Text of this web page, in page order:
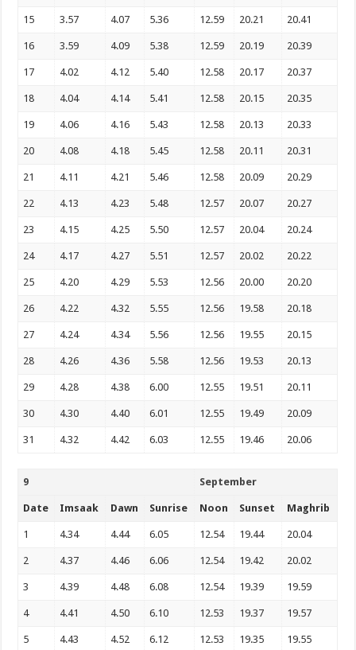
15 3.57 4.07 5.36 12.59 20.21 20.41
16 3.59 4.09 5.38 12.59 20.19 20.39
17 4.02 4.12 5.40 12.58 20.17 20.37
18 4.04 4.14 5.41 12.58 20.15 20.35
19 4.06 4.16 5.43 12.58 20.13 20.33
20 4.08 4.18 5.45 12.58 20.11 20.31
21 4.11 4.21 5.46 12.58 20.09 20.29
22 4.13 4.23 5.48 12.57 20.07 20.27
23 4.15 4.25 5.50 12.57 20.04 20.24
24 4.17 4.27 5.51 12.57 20.02 20.22
25 4.20 4.29 5.53 12.56 20.00 20.20
26 4.22 4.32 5.55 12.56 19.58 20.18
27 4.24 4.34 5.56 12.56 19.55 20.15
28 4.26 4.36 5.58 12.56 19.53 20.13
29 4.28 4.38 6.00 12.55 19.51 20.11
30 4.30 4.40 6.01 12.55 19.49 20.09
31 4.32 4.42 6.03 12.55 19.46 20.06
9 September
Date Imsaak Dawn Sunrise Noon Sunset Maghrib
1 4.34 4.44 6.05 12.54 19.44 20.04
2 4.37 4.46 6.06 12.54 19.42 20.02
3 4.39 4.48 6.08 12.54 19.39 19.59
4 4.41 4.50 6.10 12.53 19.37 19.57
5 4.43 4.52 6.12 12.53 19.35 19.55